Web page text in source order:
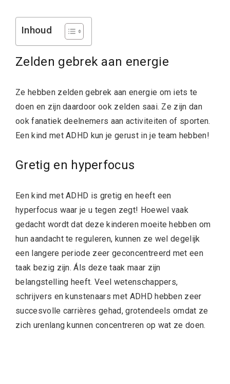
Inhoud
Zelden gebrek aan energie
Ze hebben zelden gebrek aan energie om iets te
doen en zijn daardoor ook zelden saai. Ze zijn dan
ook fanatiek deelnemers aan activiteiten of sporten.
Een kind met ADHD kun je gerust in je team hebben!
Gretig en hyperfocus
Een kind met ADHD is gretig en heeft een
hyperfocus waar je u tegen zegt! Hoewel vaak
gedacht wordt dat deze kinderen moeite hebben om
hun aandacht te reguleren, kunnen ze wel degelijk
een langere periode zeer geconcentreerd met een
taak bezig zijn. Áls deze taak maar zijn
belangstelling heeft. Veel wetenschappers,
schrijvers en kunstenaars met ADHD hebben zeer
succesvolle carrières gehad, grotendeels omdat ze
zich urenlang kunnen concentreren op wat ze doen.